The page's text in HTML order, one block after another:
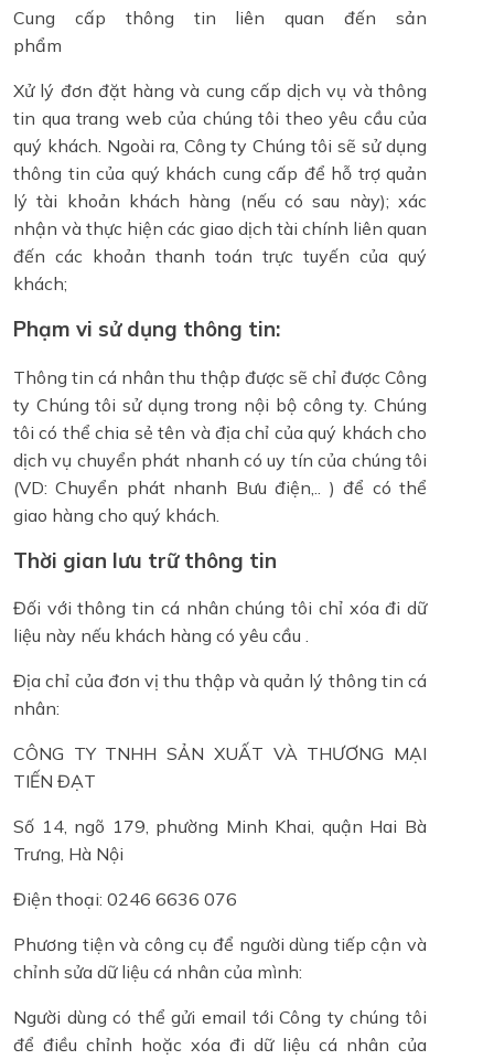
Cung cấp thông tin liên quan đến sản
phẩm
Xử lý đơn đặt hàng và cung cấp dịch vụ và thông
tin qua trang web của chúng tôi theo yêu cầu của
quý khách. Ngoài ra, Công ty Chúng tôi sẽ sử dụng
thông tin của quý khách cung cấp để hỗ trợ quản
lý tài khoản khách hàng (nếu có sau này); xác
nhận và thực hiện các giao dịch tài chính liên quan
đến các khoản thanh toán trực tuyến của quý
khách;
Phạm vi sử dụng thông tin:
Thông tin cá nhân thu thập được sẽ chỉ được Công
ty Chúng tôi sử dụng trong nội bộ công ty. Chúng
tôi có thể chia sẻ tên và địa chỉ của quý khách cho
dịch vụ chuyển phát nhanh có uy tín của chúng tôi
(VD: Chuyển phát nhanh Bưu điện,.. ) để có thể
giao hàng cho quý khách.
Thời gian lưu trữ thông tin
Đối với thông tin cá nhân chúng tôi chỉ xóa đi dữ
liệu này nếu khách hàng có yêu cầu .
Địa chỉ của đơn vị thu thập và quản lý thông tin cá
nhân:
CÔNG TY TNHH SẢN XUẤT VÀ THƯƠNG MẠI
TIẾN ĐẠT
Số 14, ngõ 179, phường Minh Khai, quận Hai Bà
Trưng, Hà Nội
Điện thoại: 0246 6636 076
Phương tiện và công cụ để người dùng tiếp cận và
chỉnh sửa dữ liệu cá nhân của mình:
Người dùng có thể gửi email tới Công ty chúng tôi
để điều chỉnh hoặc xóa đi dữ liệu cá nhân của